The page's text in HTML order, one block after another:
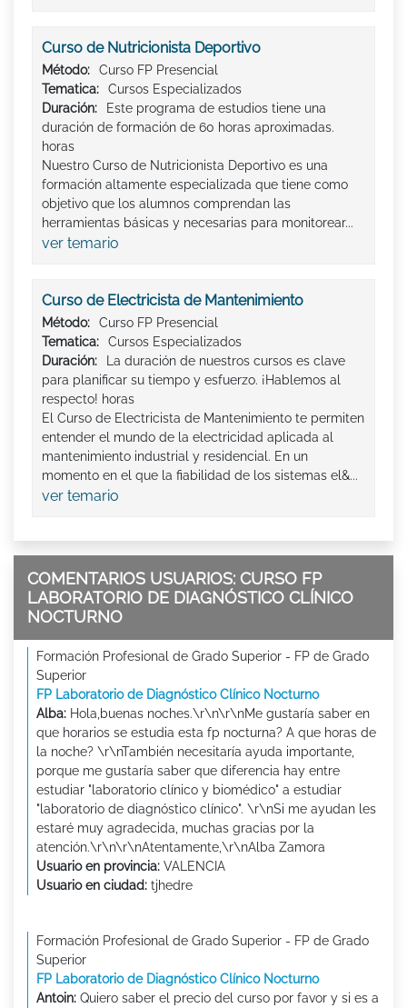
Curso de Nutricionista Deportivo
Método:
Curso FP Presencial
Tematica:
Cursos Especializados
Duración:
Este programa de estudios tiene una
duración de formación de 60 horas aproximadas.
horas
Nuestro Curso de Nutricionista Deportivo es una
formación altamente especializada que tiene como
objetivo que los alumnos comprendan las
herramientas básicas y necesarias para monitorear...
ver temario
Curso de Electricista de Mantenimiento
Método:
Curso FP Presencial
Tematica:
Cursos Especializados
Duración:
La duración de nuestros cursos es clave
para planificar su tiempo y esfuerzo. ¡Hablemos al
respecto! horas
El Curso de Electricista de Mantenimiento te permiten
entender el mundo de la electricidad aplicada al
mantenimiento industrial y residencial. En un
momento en el que la fiabilidad de los sistemas el&...
ver temario
COMENTARIOS USUARIOS: CURSO FP
LABORATORIO DE DIAGNÓSTICO CLÍNICO
NOCTURNO
Formación Profesional de Grado Superior - FP de Grado
Superior
FP Laboratorio de Diagnóstico Clínico Nocturno
Alba: Hola,buenas noches.\r\n\r\nMe gustaría saber en
que horarios se estudia esta fp nocturna? A que horas de
la noche? \r\nTambién necesitaría ayuda importante,
porque me gustaría saber que diferencia hay entre
estudiar "laboratorio clínico y biomédico" a estudiar
"laboratorio de diagnóstico clínico". \r\nSi me ayudan les
estaré muy agradecida, muchas gracias por la
atención.\r\n\r\nAtentamente,\r\nAlba Zamora
Usuario en provincia: VALENCIA
Usuario en ciudad: tjhedre
Formación Profesional de Grado Superior - FP de Grado
Superior
FP Laboratorio de Diagnóstico Clínico Nocturno
Antoin: Quiero saber el precio del curso por favor y si es a